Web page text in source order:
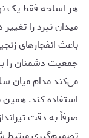
هر اسلحه فقط یک
میدان نبرد را
باعث انفجارهای
جمعیت دشمنان را
می‌کند مدام میان
استفاده کند.
صرفاً به دقت